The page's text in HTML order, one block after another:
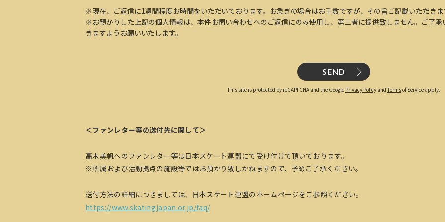
※現在、ご返信に1週間程度お時間をいただいております。お急ぎの場合はお手数ですが、その旨ご記載いただき
※お預かりした上記の個人情報は、本件お問い合わせへのご返信にのみ使用し、第三者に提供致しません。ご了
きますようお願いいたします。
SEND
This site is protected by reCAPTCHA and the Google Privacy Policy andTermsof Service apply.
＜ファンレター等の送付先に関して＞
髙木美帆へのファンレター等は日本スケート連盟にて受け付けて頂いております。
※所属および活動拠点の施設等ではお預かり致しかねますので、予めご了承ください。
送付方法の詳細につきましては、日本スケート連盟のホームページをご参照ください。
https://www.skatingjapan.or.jp/faq/